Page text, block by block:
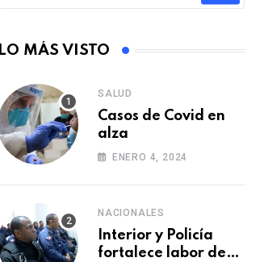
LO MÁS VISTO
SALUD
Casos de Covid en
alza
ENERO 4, 2024
NACIONALES
Interior y Policía
fortalece labor de